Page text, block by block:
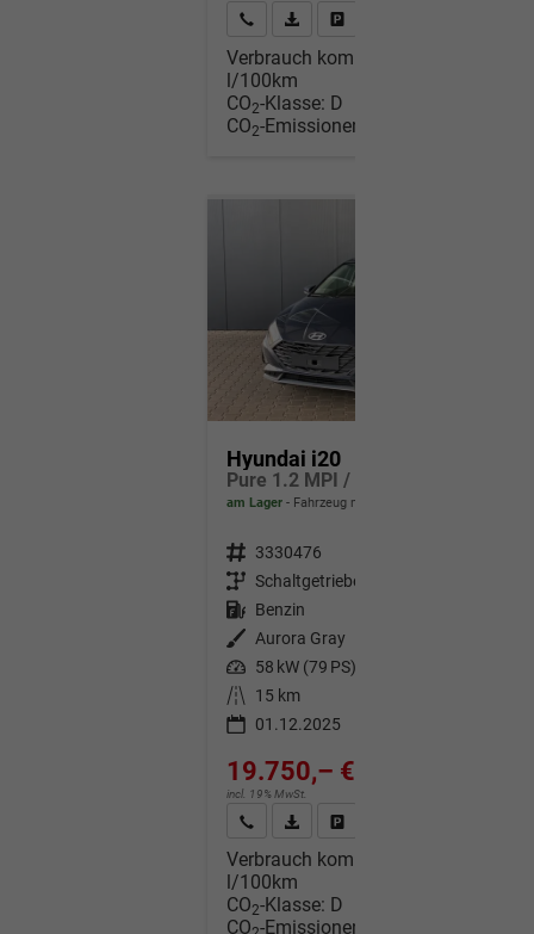
Wir rufen Sie anFahrzeugexposé (PDF)
Verbrauch kombiniert:
l/100km
CO2-Klasse: D
CO2-Emissionen:
Hyundai i20
am Lager Fahrzeug mit Tageszulassung
Fahrzeugnr. 3330476
Getriebe Schaltgetriebe
Kraftstoff Benzin
Außenfarbe Aurora Gray
Leistung 58 kW (79 PS)
Kilometerstand
15 km
01.12.2025
19.750,– €
incl. 19% MwSt.
Wir rufen Sie anFahrzeugexposé (PDF)
Verbrauch kombiniert:
l/100km
CO2-Klasse: D
CO -Emissionen: